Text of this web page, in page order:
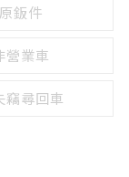
原鈑件
營業車
竊尋回車